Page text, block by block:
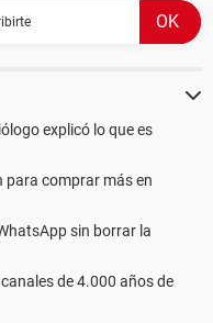
explicó lo que es
para comprar más en
sin borrar la
de 4.000 años de